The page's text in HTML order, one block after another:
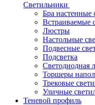
Светильники
Бра настенные
Встраиваемые
Люстры
Настольные
Подвесные
Подсветка
Светодиодная
Торшеры
Трековые
Уличные
Теневой профиль